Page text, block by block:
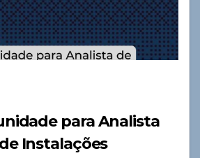
para Analista
Instalações